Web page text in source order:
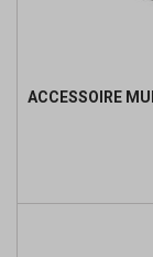
ACCESSOIRE